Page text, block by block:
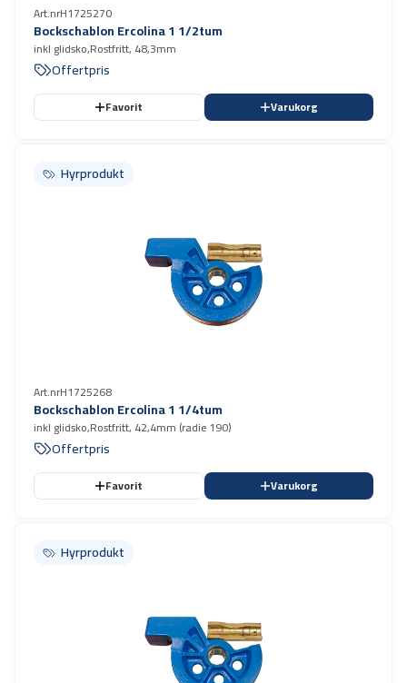
Art.nrH1725270
Bockschablon Ercolina 1 1/2tum
inkl glidsko,Rostfritt, 48,3mm
Offertpris
Favorit Varukorg
Hyrprodukt
Hyrprodukt
Art.nrH1725268
Bockschablon Ercolina 1 1/4tum
inkl glidsko,Rostfritt, 42,4mm (radie 190)
Offertpris
Favorit Varukorg
Hyrprodukt
Hyrprodukt